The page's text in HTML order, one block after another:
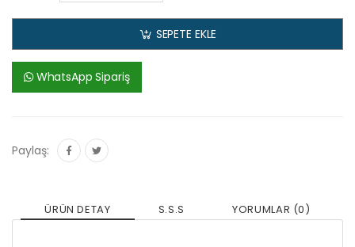
SEPETE EKLE
WhatsApp Sipariş
Paylaş:
ÜRÜN DETAY S.S.S YORUMLAR (0)